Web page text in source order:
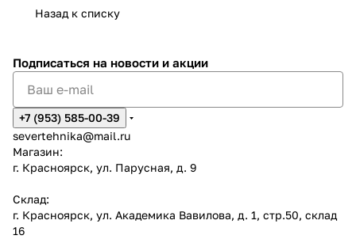
Назад к списку
Подписаться на новости и акции
+7 (953) 585-00-39
severtehnika@mail.ru
Магазин:
г. Красноярск, ул. Парусная, д. 9
Склад:
г. Красноярск, ул. Академика Вавилова, д. 1, стр.50, склад
16